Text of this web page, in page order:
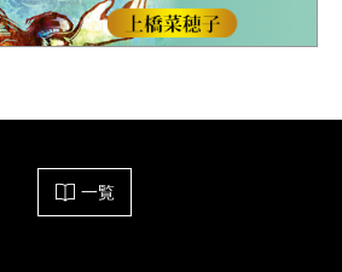
一覧